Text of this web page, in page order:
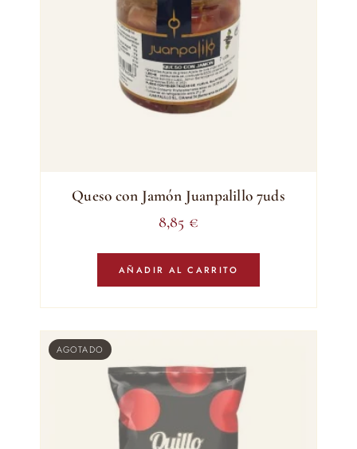
Queso con Jamón Juanpalillo 7uds
8,85 €
AÑADIR AL CARRITO
AGOTADO